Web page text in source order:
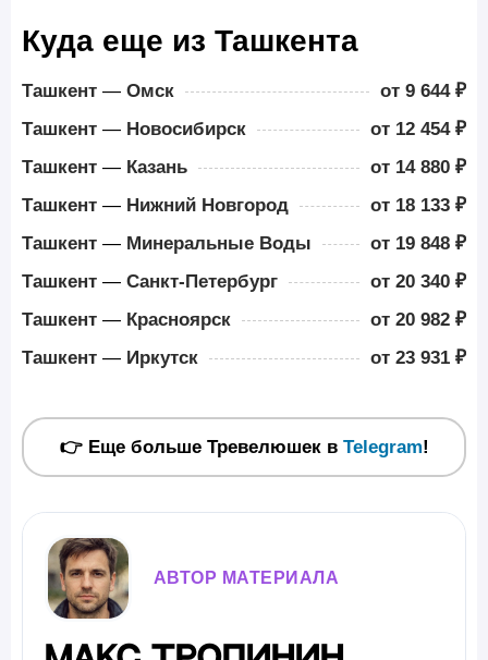
Куда еще из Ташкента
Ташкент — Омск
от 9 644 ₽
Ташкент — Новосибирск
от 12 454 ₽
Ташкент — Казань
от 14 880 ₽
Ташкент — Нижний Новгород
от 18 133 ₽
Ташкент — Минеральные Воды
от 19 848 ₽
Ташкент — Санкт-Петербург
от 20 340 ₽
Ташкент — Красноярск
от 20 982 ₽
Ташкент — Иркутск от 23 931 ₽
👉 Еще больше Тревелюшек в Telegram!
АВТОР МАТЕРИАЛА